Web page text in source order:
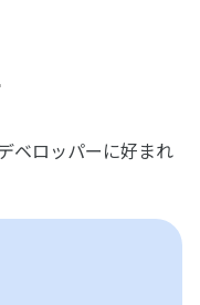
ベロッパーに好まれ